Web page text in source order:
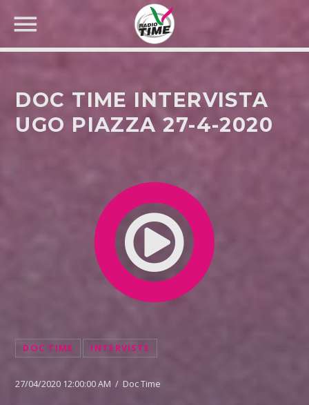
DOC TIME INTERVISTA
UGO PIAZZA 27-4-2020
DOC TIME INTERVISTE
27/04/2020 12:00:00 AM / Doc Time